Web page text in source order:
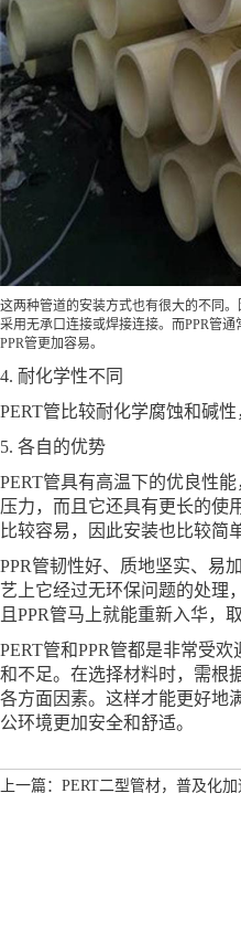
这两种管道的安装方式也有很大的不同
采用无承口连接或焊接连接。而PPR管
PPR管更加容易。
4. 耐化学性不同
PERT管比较耐化学腐蚀和碱性
5. 各自的优势
PERT管具有高温下的优良性
压力，而且它还具有更长的使
比较容易，因此安装也比较简
PPR管韧性好、质地坚实、易
艺上它经过无环保问题的处理
且PPR管马上就能重新入华，
PERT管和PPR管都是非常受
和不足。在选择材料时，需根
各方面因素。这样才能更好地
公环境更加安全和舒适。
上一篇：PERT二型管材，普及化